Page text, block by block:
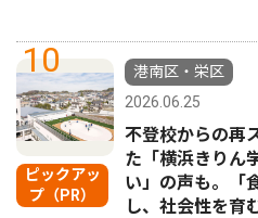
10
ピックアッ
プ（PR）
港南区・栄区
2026.06.25
不登校からの再
た「横浜きりん
い」の声も。「
し、社会性を育